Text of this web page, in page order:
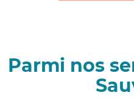
Parmi nos